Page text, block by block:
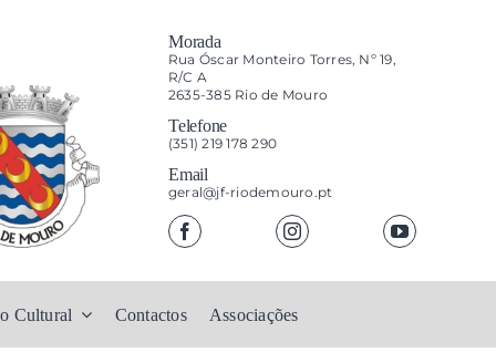
Morada
Rua Óscar Monteiro Torres, Nº 19,
R/C A
2635-385 Rio de Mouro
Telefone
(351) 219 178 290
Email
geral@jf-riodemouro.pt
Cultural Contactos Associações